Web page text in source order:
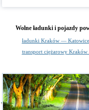
Wolne ładunki i pojazdy
ładunki Kraków — Katowice
transport ciężarowy